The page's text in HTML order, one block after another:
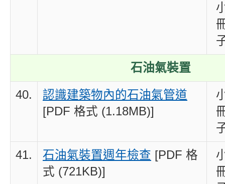
石油氣裝置
40.
認識建築物內的石油氣管道
[PDF 格式 (1.18MB)]
41. 石油氣裝置週年檢查 [PDF 格
式 (721KB)]